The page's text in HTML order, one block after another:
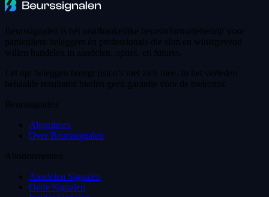
Beurssignalen is hét onafhankelijke beursinformatiebedrijf voor
particuliere beleggers én professionals die slim en winstgevend
willen handelen in aandelen, opties, en futures.
Let op: beleggen brengt risico’s met zich mee. In het verleden
behaalde resultaten bieden geen garantie voor de toekomst.
Beurssignalen
Algoritmes
Over Beurssignalen
Abonnementen
Aandelen Signalen
Optie Signalen